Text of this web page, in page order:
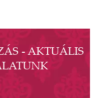
- AKTUÁLIS